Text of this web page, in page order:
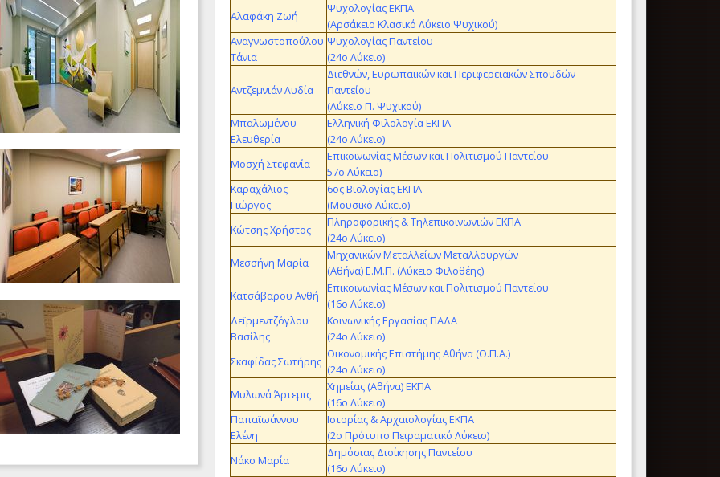
Αλαφάκη Ζωή
Ψυχολογίας ΕΚΠΑ
(Αρσάκειο Κλασικό Λύκειο Ψυχικού)
Αναγνωστοπούλου
Τάνια
Ψυχολογίας Παντείου
(24ο Λύκειο)
Αντζεμνιάν Λυδία
Διεθνών, Ευρωπαϊκών και Περιφερειακών Σπουδών
Παντείου
(Λύκειο Π. Ψυχικού)
Μπαλωμένου
Ελευθερία
Ελληνική Φιλολογία ΕΚΠΑ
(24ο Λύκειο)
Μοσχή Στεφανία
Επικοινωνίας Μέσων και Πολιτισμού Παντείου
57ο Λύκειο)
Καραχάλιος
Γιώργος
6ος Βιολογίας ΕΚΠΑ
(Μουσικό Λύκειο)
Κώτσης Χρήστος
Πληροφορικής & Τηλεπικοινωνιών ΕΚΠΑ
(24ο Λύκειο)
Μεσσήνη Μαρία
Μηχανικών Μεταλλείων Μεταλλουργών
(Αθήνα) Ε.Μ.Π. (Λύκειο Φιλοθέης)
Κατσάβαρου Ανθή
Επικοινωνίας Μέσων και Πολιτισμού Παντείου
(16ο Λύκειο)
Δεϊρμεντζόγλου
Βασίλης
Κοινωνικής Εργασίας ΠΑΔΑ
(24ο Λύκειο)
Σκαφίδας Σωτήρης
Οικονομικής Επιστήμης Αθήνα (Ο.Π.Α.)
(24ο Λύκειο)
Μυλωνά Άρτεμις
Χημείας (Αθήνα) ΕΚΠΑ
(16ο Λύκειο)
Παπαϊωάννου
Ελένη
Ιστορίας & Αρχαιολογίας ΕΚΠΑ
(2ο Πρότυπο Πειραματικό Λύκειο)
Νάκο Μαρία
Δημόσιας Διοίκησης Παντείου
(16ο Λύκειο)